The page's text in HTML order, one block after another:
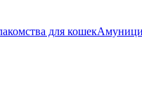
для кошек